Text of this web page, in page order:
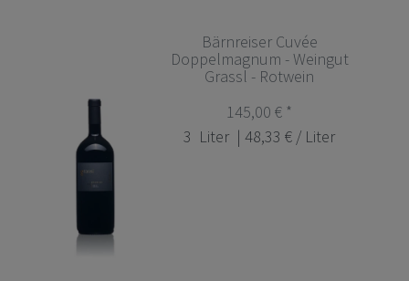
Bärnreiser Cuvée
Doppelmagnum - Weingut
Grassl - Rotwein
145,00 € *
3 Liter | 48,33 € / Liter